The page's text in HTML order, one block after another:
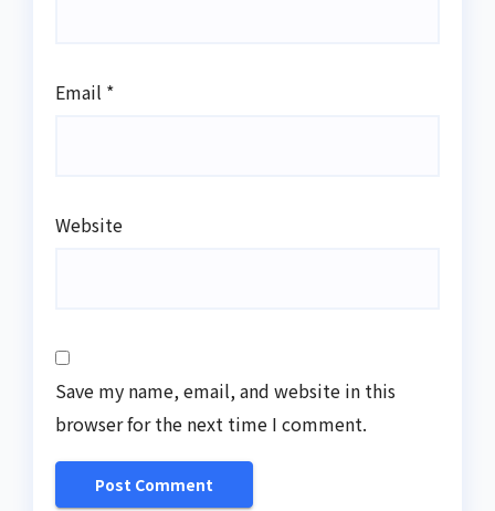
Email *
Website
Save my name, email, and website in this
browser for the next time I comment.